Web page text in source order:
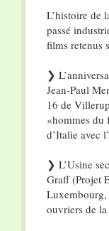
L’histoire de
passé
films retenus
❯
Jean-Paul
16 de
«hommes du
d’Italie avec
❯ L’Usine
Graff (Projet
Luxembourg,
ouvriers de